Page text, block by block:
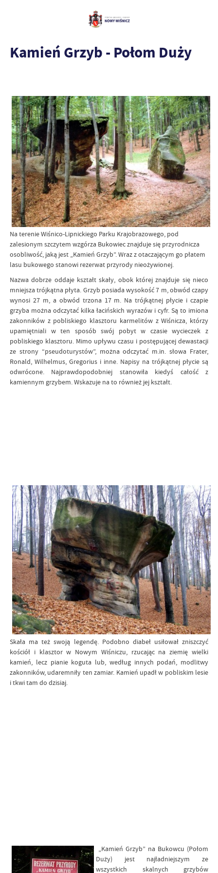
Kamień Grzyb - Połom Duży
Na terenie Wiśnico-Lipnickiego Parku Krajobrazowego, pod
zalesionym szczytem wzgórza Bukowiec znajduje się przyrodnicza
osobliwość, jaką jest „Kamień Grzyb”. Wraz z otaczającym go płatem
lasu bukowego stanowi rezerwat przyrody nieożywionej.
Nazwa dobrze oddaje kształt skały, obok której znajduje się nieco
mniejsza trójkątna płyta. Grzyb posiada wysokość 7 m, obwód czapy
wynosi 27 m, a obwód trzona 17 m. Na trójkątnej płycie i czapie
grzyba można odczytać kilka łacińskich wyrazów i cyfr. Są to imiona
zakonników z pobliskiego klasztoru karmelitów z Wiśnicza, którzy
upamiętniali w ten sposób swój pobyt w czasie wycieczek z
pobliskiego klasztoru. Mimo upływu czasu i postępującej dewastacji
ze strony “pseudoturystów”, można odczytać m.in. słowa Frater,
Ronald, Wilhelmus, Gregorius i inne. Napisy na trójkątnej płycie są
odwrócone. Najprawdopodobniej stanowiła kiedyś całość z
kamiennym grzybem. Wskazuje na to również jej kształt.
Skała ma też swoją legendę. Podobno diabeł usiłował zniszczyć
kościół i klasztor w Nowym Wiśniczu, rzucając na ziemię wielki
kamień, lecz pianie koguta lub, według innych podań, modlitwy
zakonników, udaremniły ten zamiar. Kamień upadł w pobliskim lesie
i tkwi tam do dzisiaj.
„Kamień Grzyb” na Bukowcu (Połom
Duży) jest najładniejszym ze
wszystkich skalnych grzybów